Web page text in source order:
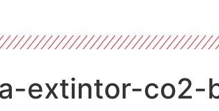
extintor-co2-